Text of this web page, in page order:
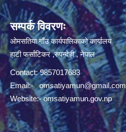
सम्पर्क विवरणः
ओमसतिया गाँउ कार्यपालिकाको कार्यालय
हाटी फर्साटिकर ,रुपन्देही , नेपाल
Contact: 9857017683
Email:-omsatiyamun@gmail.com
Website:- omsatiyamun.gov.np